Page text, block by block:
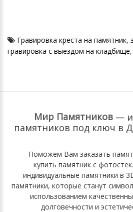
Гравировка креста на памятник,
гравировка с выездом на кладбище,
Мир Памятников —
памятников под ключ в
Поможем Вам заказать
купить памятник с
индивидуальные памятники в
памятники, которые станут
использованием
долговечности и